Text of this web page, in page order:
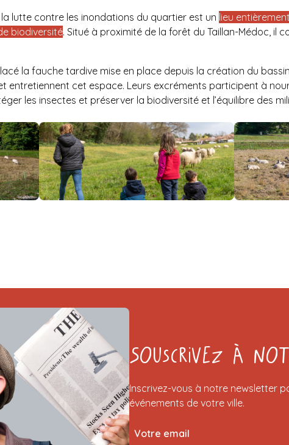
lutte contre les inondations du quartier est un lieu
biodiversité. Situé à proximité de la forêt du Taillan-Médoc, il
la fauche tardive mise en place depuis la création du
entretiennent cet espace. Leurs excréments participent à
les insectes et préserver la biodiversité et l’équilibre des
Souscrivez à
Inscrivez-vous à notre newsletter
événements de votre ville.